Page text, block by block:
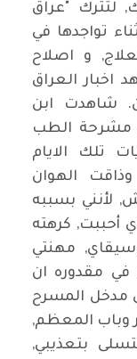
لتترك "عراق
تواجدها في
و اصلاح
العراق
شاهدت ابن
مشرحة الطب
تلك الايام
الهوان
لأنني بسببه
أحببت, كرهته
مهنتي
في مقدوره ان
مدخل المسرح
وباب المعظم,
بتعذيبي,